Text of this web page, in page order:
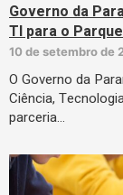
Governo da
TI para o
10 de setembro de
O Governo da
Ciência,
parceria…